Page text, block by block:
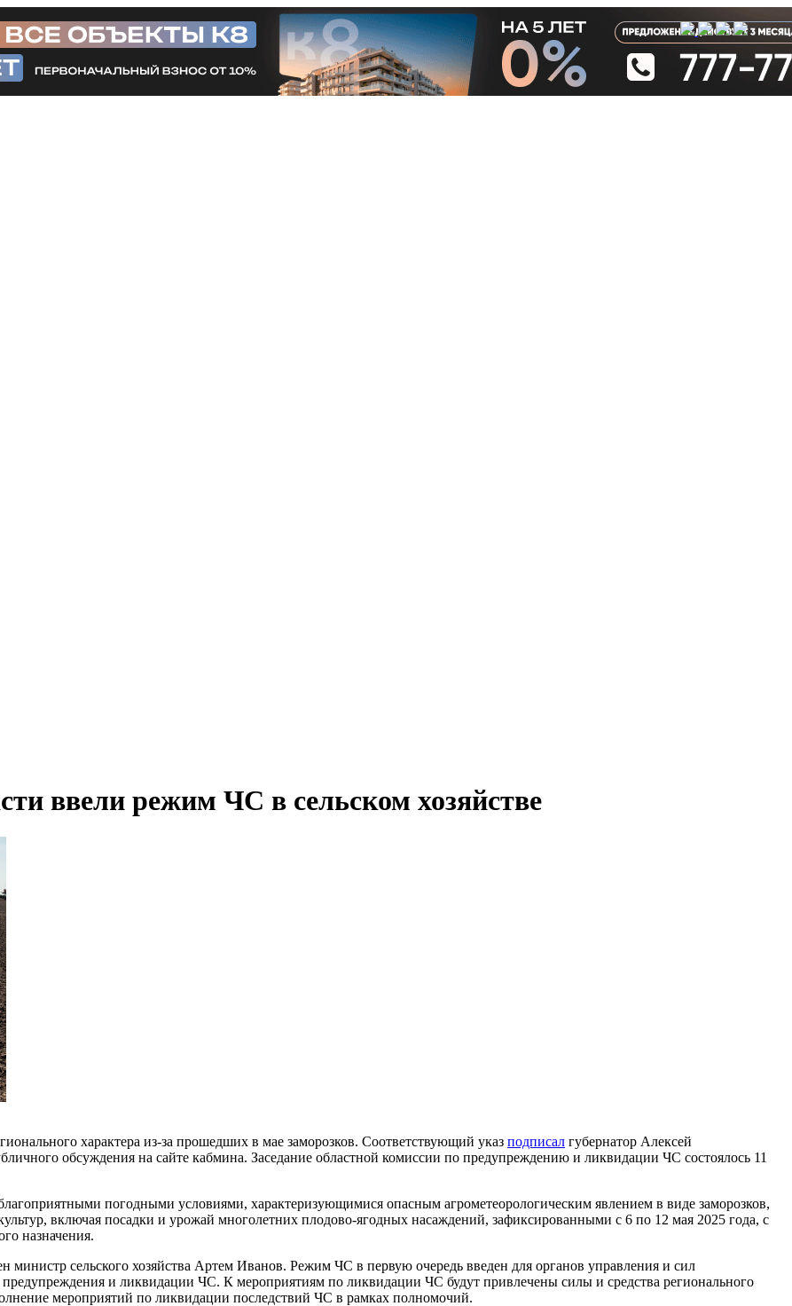
ввели режим ЧС в сельском хозяйстве
характера из-за прошедших в мае заморозков. Соответствующий указ подписал губернатор Алексей
обсуждения на сайте кабмина. Заседание областной комиссии по предупреждению и ликвидации ЧС состоялось 11
погодными условиями, характеризующимися опасным агрометеорологическим явлением в виде заморозков,
включая посадки и урожай многолетних плодово-ягодных насаждений, зафиксированными с 6 по 12 мая 2025 года, с
назначения.
министр сельского хозяйства Артем Иванов. Режим ЧС в первую очередь введен для органов управления и сил
и ликвидации ЧС. К мероприятиям по ликвидации ЧС будут привлечены силы и средства регионального
мероприятий по ликвидации последствий ЧС в рамках полномочий.